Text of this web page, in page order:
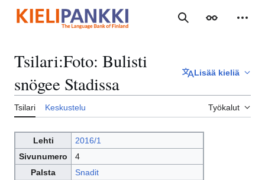
sisältöön
Haku Ulkoasu
Tsilari:Foto: Bulisti
snögee Stadissa
Lisää kieliä
Tsilari Keskustelu Työkalut
Lehti
2016/1
Sivunumero
4
Palsta
Snadit